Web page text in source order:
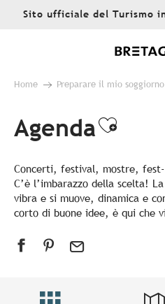
AllerSito ufficiale del Turismo
Home Preparare il mio soggiorno
Agenda
Concerti, festival, mostre,
C’è l’imbarazzo della scelta!
vibra e si muove, dinamica e
corto di buone idee, è qui che